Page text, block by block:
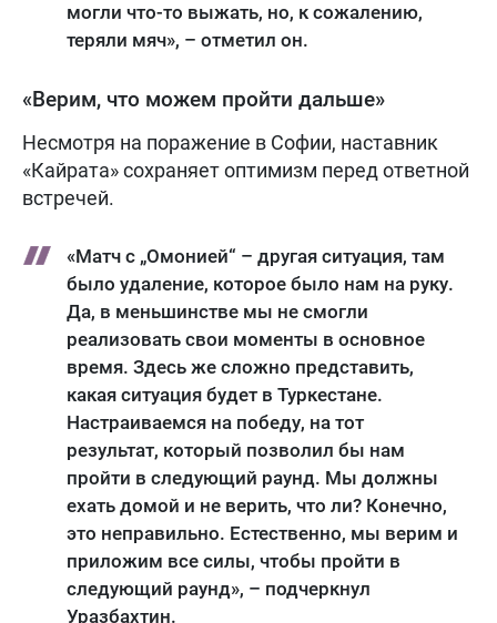
могли что-то выжать, но, к сожалению,
теряли мяч», – отметил он.
«Верим, что можем пройти дальше»
Несмотря на поражение в Софии, наставник
«Кайрата» сохраняет оптимизм перед ответной
встречей.
«Матч с „Омонией“ – другая ситуация, там
было удаление, которое было нам на руку.
Да, в меньшинстве мы не смогли
реализовать свои моменты в основное
время. Здесь же сложно представить,
какая ситуация будет в Туркестане.
Настраиваемся на победу, на тот
результат, который позволил бы нам
пройти в следующий раунд. Мы должны
ехать домой и не верить, что ли? Конечно,
это неправильно. Естественно, мы верим и
приложим все силы, чтобы пройти в
следующий раунд», – подчеркнул
Уразбахтин.